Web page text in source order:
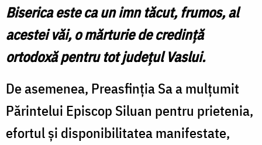
Biserica este ca un imn tăcut, frumos, al
acestei văi, o mărturie de credință
ortodoxă pentru tot județul Vaslui.
De asemenea, Preasfinția Sa a mulțumit
Părintelui Episcop Siluan pentru prietenia,
efortul și disponibilitatea manifestate,